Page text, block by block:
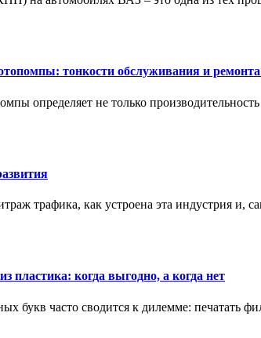
тонкости обслуживания и
определяет не только
трафика, как устроена эта индустрия и,
пластика: когда выгодно, а когда нет
букв часто сводится к дилемме: печатать